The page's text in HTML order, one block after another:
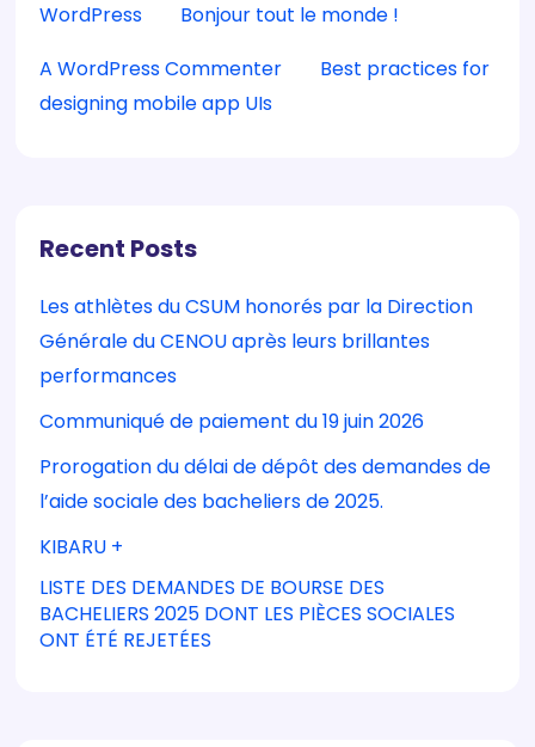
WordPress
Bonjour tout le monde !
A WordPress Commenter
Best practices for
designing mobile app UIs
Recent Posts
Les athlètes du CSUM honorés par la Direction
Générale du CENOU après leurs brillantes
performances
Communiqué de paiement du 19 juin 2026
Prorogation du délai de dépôt des demandes de
l’aide sociale des bacheliers de 2025.
KIBARU +
LISTE DES DEMANDES DE BOURSE DES
BACHELIERS 2025 DONT LES PIÈCES SOCIALES
ONT ÉTÉ REJETÉES